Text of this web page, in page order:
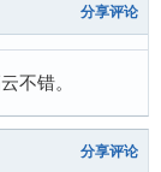
分享评论
不错。
分享评论